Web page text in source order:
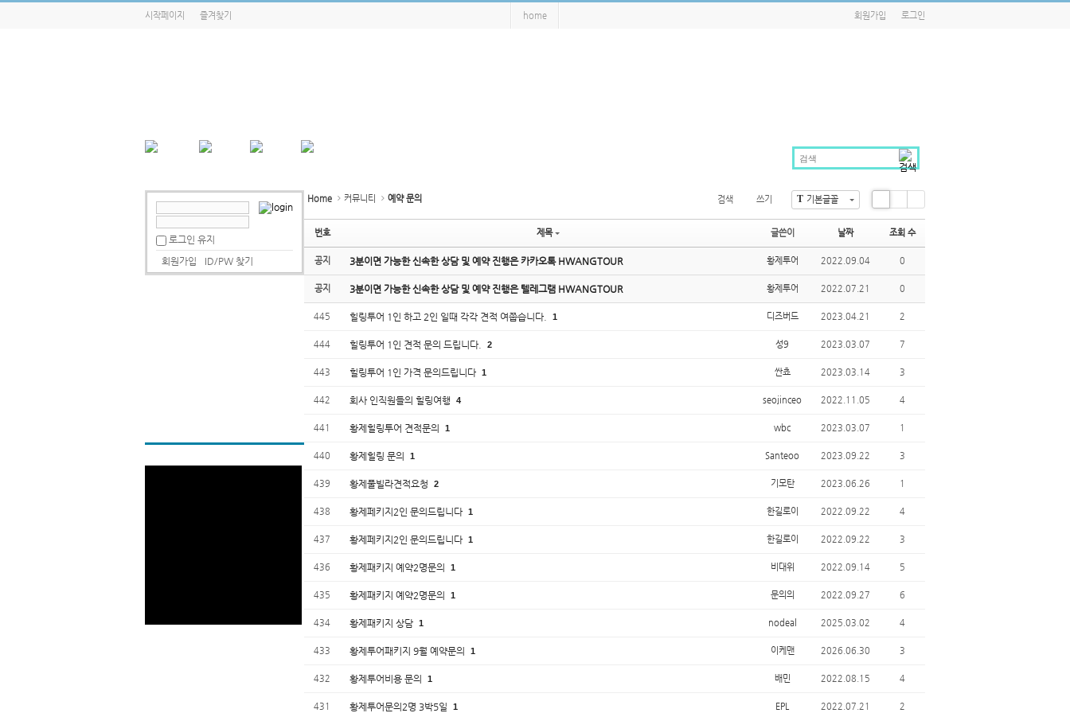
시작페이지 즐겨찾기 home 회원가입 로그인
Home 커뮤니티 예약 문의 T 기본글꼴
검색 쓰기
Li
Zi
n
G
al
le
번호 제목 글쓴이 날짜 조회 수
공지 3분이면 가능한 신속한 상담 및 예약 진행은 카카오톡 HWANGTOUR 황제투어 2022.09.04 0
공지 3분이면 가능한 신속한 상담 및 예약 진행은 텔레그램 HWANGTOUR 황제투어 2022.07.21 0
445 힐링투어 1인 하고 2인 일때 각각 견적 여쭙습니다. 1 디즈버드 2023.04.21 2
444 힐링투어 1인 견적 문의 드립니다. 2 성9 2023.03.07 7
443 힐링투어 1인 가격 문의드립니다 1 싼쵸 2023.03.14 3
442 회사 인직원들의 힐링여행 4 seojinceo 2022.11.05 4
441 황제힐링투어 견적문의 1 wbc 2023.03.07 1
440 황제힐링 문의 1 Santeoo 2023.09.22 3
439 황제풀빌라견적요청 2 기모탄 2023.06.26 1
438 황제페키지2인 문의드립니다 1 한길로이 2022.09.22 4
437 황제페키지2인 문의드립니다 1 한길로이 2022.09.22 3
436 황제패키지 예약2명문의 1 비대위 2022.09.14 5
435 황제패키지 예약2명문의 1 문의의 2022.09.27 6
434 황제패키지 상담 1 nodeal 2025.03.02 4
433 황제투어패키지 9월 예약문의 1 이케맨 2026.06.30 3
432 황제투어비용 문의 1 배민 2022.08.15 4
431 황제투어문의2명 3박5일 1 EPL 2022.07.21 2
로그인 유지
회원가입
ID/PW 찾기